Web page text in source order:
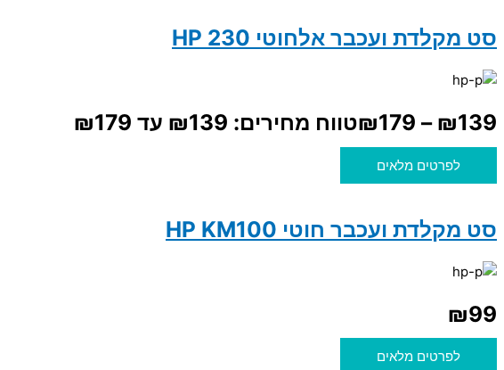
סט מקלדת ועכבר אלחוטי HP 230
₪139
–
₪179 טווח מחירים: ⁦₪139⁩ עד ⁦₪179⁩
לפרטים מלאים
סט מקלדת ועכבר חוטי HP KM100
₪99
לפרטים מלאים